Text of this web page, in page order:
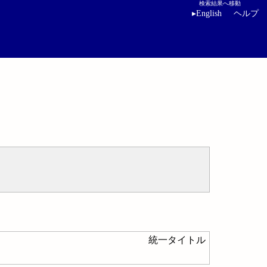
検索結果へ移動
▸English ヘルプ
統一タイトル